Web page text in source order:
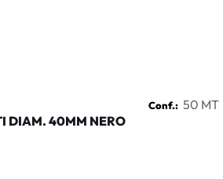
Conf.: 50 MT
DIAM. 40MM NERO